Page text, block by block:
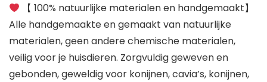
【 100% natuurlijke materialen en handgemaakt】
Alle handgemaakte en gemaakt van natuurlijke
materialen, geen andere chemische materialen,
veilig voor je huisdieren. Zorgvuldig geweven en
gebonden, geweldig voor konijnen, cavia’s, konijnen,